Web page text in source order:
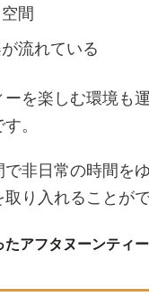
間
流れている
を楽しむ環境も
。
非日常の時間を
り入れることがで
アフタヌーンティ